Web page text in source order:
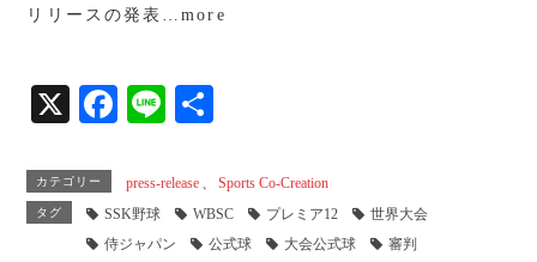
リリースの発表…more
X
Fa
bo
ok
Li
カテゴリー press-release 、 Sports Co-Creation
タグ SSK野球 WBSC プレミア12
世界大会
侍ジャパン
公式球 大会公式球
審判